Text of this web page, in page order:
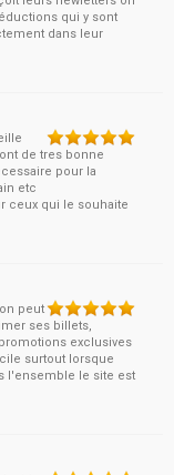
qui y sont
dans leur
de tres bonne
pour la
etc
ceux qui le souhaite
peut
ses billets,
exclusives
surtout lorsque
l'ensemble le site est